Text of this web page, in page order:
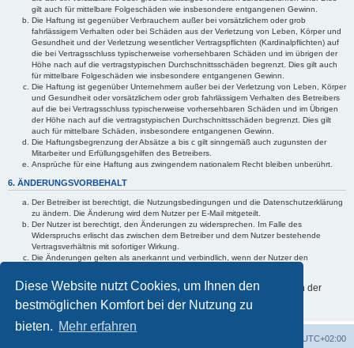
Diese Website nutzt Cookies, um Ihnen den
bestmöglichen Komfort bei der Nutzung zu
bieten. Mehr erfahren
gilt auch für mittelbare Folgeschäden wie insbesondere entgangenen Gewinn.
Die Haftung ist gegenüber Verbrauchern außer bei vorsätzlichem oder grob
fahrlässigem Verhalten oder bei Schäden aus der Verletzung von Leben, Körper und
Gesundheit und der Verletzung wesentlicher Vertragspflichten (Kardinalpflichten) auf
die bei Vertragsschluss typischerweise vorhersehbaren Schäden und im übrigen der
Höhe nach auf die vertragstypischen Durchschnittsschäden begrenzt. Dies gilt auch
für mittelbare Folgeschäden wie insbesondere entgangenen Gewinn.
Die Haftung ist gegenüber Unternehmern außer bei der Verletzung von Leben, Körper
und Gesundheit oder vorsätzlichem oder grob fahrlässigem Verhalten des Betreibers
auf die bei Vertragsschluss typischerweise vorhersehbaren Schäden und im Übrigen
der Höhe nach auf die vertragstypischen Durchschnittsschäden begrenzt. Dies gilt
auch für mittelbare Schäden, insbesondere entgangenen Gewinn.
Die Haftungsbegrenzung der Absätze a bis c gilt sinngemäß auch zugunsten der
Mitarbeiter und Erfüllungsgehilfen des Betreibers.
Ansprüche für eine Haftung aus zwingendem nationalem Recht bleiben unberührt.
6. ÄNDERUNGSVORBEHALT
Der Betreiber ist berechtigt, die Nutzungsbedingungen und die Datenschutzerklärung
zu ändern. Die Änderung wird dem Nutzer per E-Mail mitgeteilt.
Der Nutzer ist berechtigt, den Änderungen zu widersprechen. Im Falle des
Widerspruchs erlischt das zwischen dem Betreiber und dem Nutzer bestehende
Vertragsverhältnis mit sofortiger Wirkung.
Die Änderungen gelten als anerkannt und verbindlich, wenn der Nutzer den
Informationen über den Umgang mit Ihren persönlichen Daten sind in der
Datenschutzerklärung enthalten.
UTC+02:00